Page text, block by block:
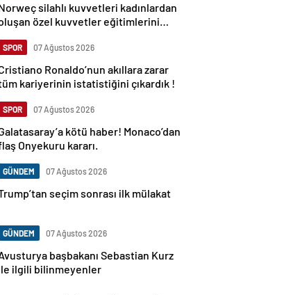
silahlı kuvvetleri kadınlardan
özel kuvvetler eğitimlerini
SPOR 07 Ağustos 2026
Ronaldo’nun akıllara zarar
kariyerinin istatistiğini çıkardık !
SPOR 07 Ağustos 2026
kötü haber! Monaco’dan
Onyekuru kararı.
GÜNDEM 07 Ağustos 2026
seçim sonrası ilk mülakat
GÜNDEM 07 Ağustos 2026
başbakanı Sebastian Kurz
ilgili bilinmeyenler